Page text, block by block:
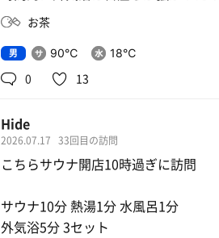
お茶
男 90℃ 18℃
0 13
Hide
2026.07.17 33回目の訪問
こちらサウナ開店10時過ぎに訪問
サウナ10分 熱湯1分 水風呂1分
外気浴5分 3セット